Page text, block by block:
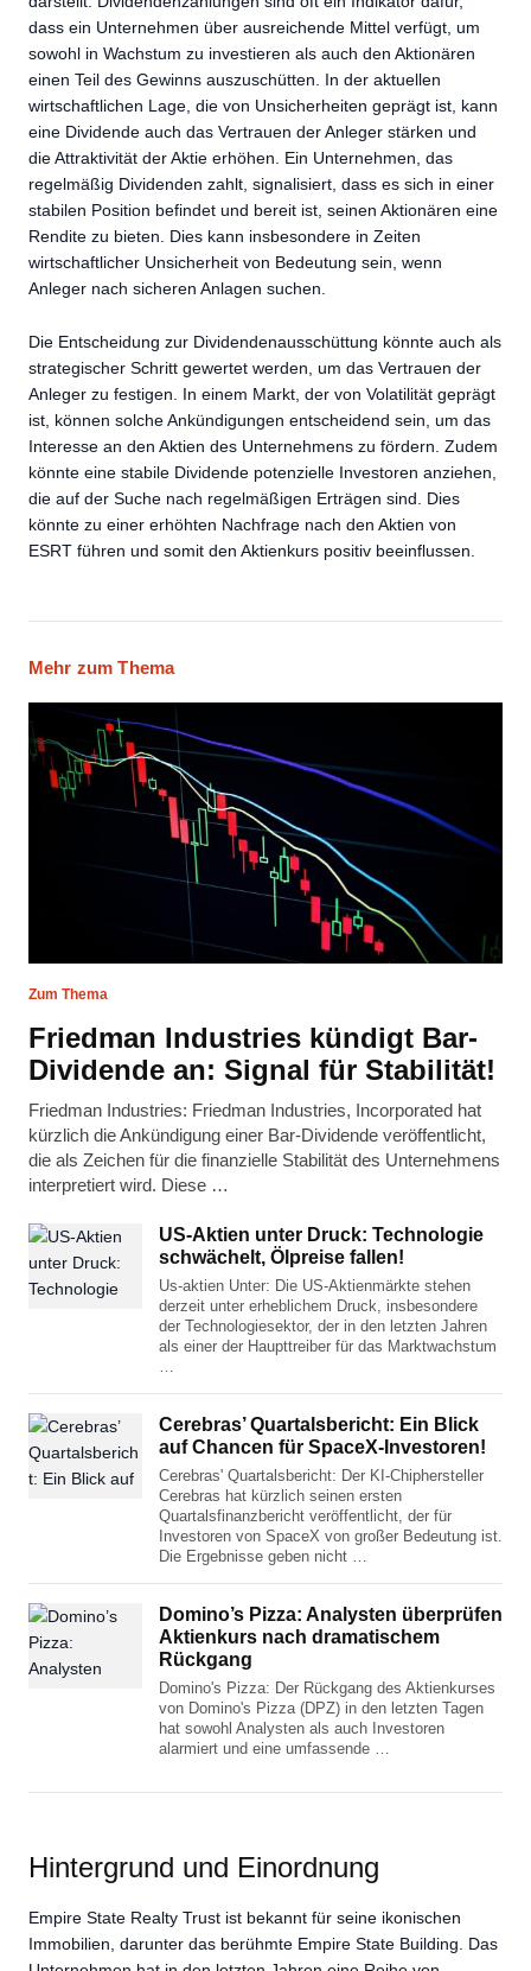
dass ein Unternehmen über ausreichende Mittel verfügt, um
sowohl in Wachstum zu investieren als auch den Aktionären
einen Teil des Gewinns auszuschütten. In der aktuellen
wirtschaftlichen Lage, die von Unsicherheiten geprägt ist, kann
eine Dividende auch das Vertrauen der Anleger stärken und
die Attraktivität der Aktie erhöhen. Ein Unternehmen, das
regelmäßig Dividenden zahlt, signalisiert, dass es sich in einer
stabilen Position befindet und bereit ist, seinen Aktionären eine
Rendite zu bieten. Dies kann insbesondere in Zeiten
wirtschaftlicher Unsicherheit von Bedeutung sein, wenn
Anleger nach sicheren Anlagen suchen.
Die Entscheidung zur Dividendenausschüttung könnte auch als
strategischer Schritt gewertet werden, um das Vertrauen der
Anleger zu festigen. In einem Markt, der von Volatilität geprägt
ist, können solche Ankündigungen entscheidend sein, um das
Interesse an den Aktien des Unternehmens zu fördern. Zudem
könnte eine stabile Dividende potenzielle Investoren anziehen,
die auf der Suche nach regelmäßigen Erträgen sind. Dies
könnte zu einer erhöhten Nachfrage nach den Aktien von
ESRT führen und somit den Aktienkurs positiv beeinflussen.
Mehr zum Thema
Zum Thema
Friedman Industries kündigt Bar-
Dividende an: Signal für Stabilität!
Friedman Industries: Friedman Industries, Incorporated hat
kürzlich die Ankündigung einer Bar-Dividende veröffentlicht,
die als Zeichen für die finanzielle Stabilität des Unternehmens
interpretiert wird. Diese …
US-Aktien unter Druck: Technologie
schwächelt, Ölpreise fallen!
Us-aktien Unter: Die US-Aktienmärkte stehen
derzeit unter erheblichem Druck, insbesondere
der Technologiesektor, der in den letzten Jahren
als einer der Haupttreiber für das Marktwachstum
Cerebras’ Quartalsbericht: Ein Blick
auf Chancen für SpaceX-Investoren!
Cerebras' Quartalsbericht: Der KI-Chiphersteller
Cerebras hat kürzlich seinen ersten
Quartalsfinanzbericht veröffentlicht, der für
Investoren von SpaceX von großer Bedeutung ist.
Die Ergebnisse geben nicht …
Domino’s Pizza: Analysten überprüfen
Aktienkurs nach dramatischem
Rückgang
Domino's Pizza: Der Rückgang des Aktienkurses
von Domino's Pizza (DPZ) in den letzten Tagen
hat sowohl Analysten als auch Investoren
alarmiert und eine umfassende …
Hintergrund und Einordnung
Empire State Realty Trust ist bekannt für seine ikonischen
Immobilien, darunter das berühmte Empire State Building. Das